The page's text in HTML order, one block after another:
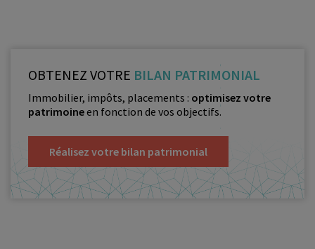
OBTENEZ VOTRE BILAN PATRIMONIAL
Immobilier, impôts, placements : optimisez votre
patrimoineen fonction de vos objectifs.
Réalisez votre bilan patrimonial